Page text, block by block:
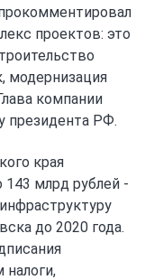
проектов: это
модернизация
компании
президента РФ.
края
млрд рублей -
до 2020 года.